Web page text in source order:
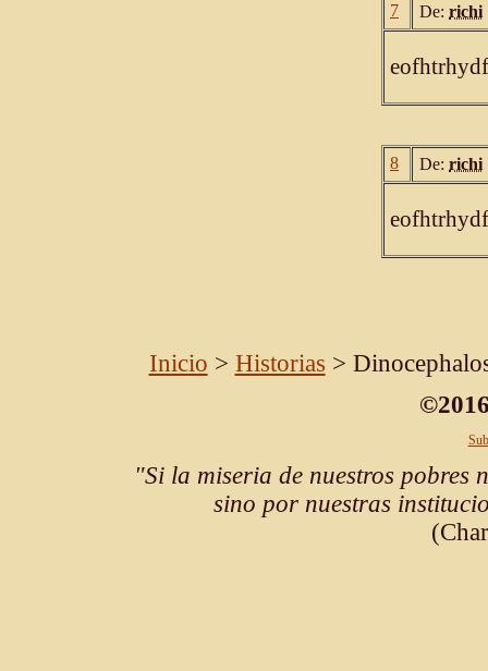
7 De: richi
8 De: richi
Inicio > Historias >
"Si la miseria de nuestros pobres
sino por nuestras